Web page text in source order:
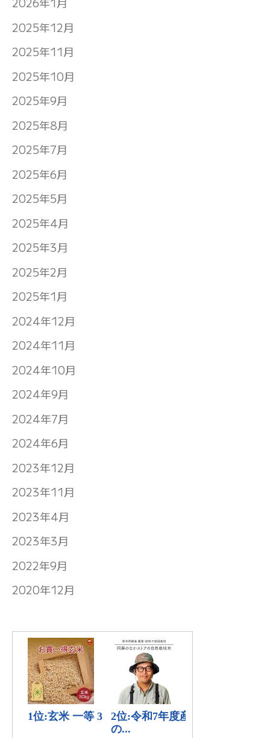
2025年12月
2025年11月
2025年10月
2025年9月
2025年8月
2025年7月
2025年6月
2025年5月
2025年4月
2025年3月
2025年2月
2025年1月
2024年12月
2024年11月
2024年10月
2024年9月
2024年7月
2024年6月
2023年12月
2023年11月
2023年4月
2023年3月
2022年9月
2020年12月